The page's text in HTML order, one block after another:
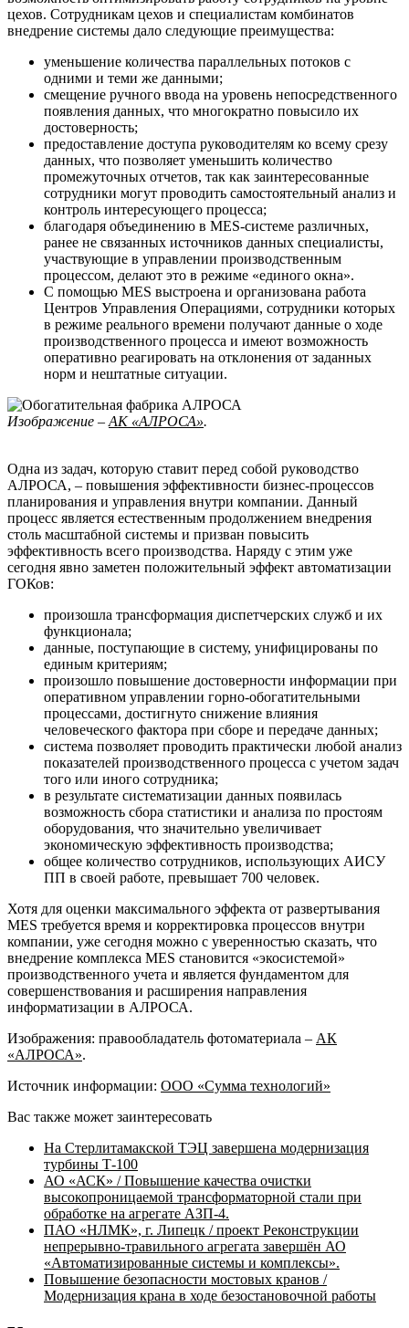
цехов. Сотрудникам цехов и специалистам комбинатов
внедрение системы дало следующие преимущества:
уменьшение количества параллельных потоков с
одними и теми же данными;
смещение ручного ввода на уровень непосредственного
появления данных, что многократно повысило их
достоверность;
предоставление доступа руководителям ко всему срезу
данных, что позволяет уменьшить количество
промежуточных отчетов, так как заинтересованные
сотрудники могут проводить самостоятельный анализ и
контроль интересующего процесса;
благодаря объединению в MES-системе различных,
ранее не связанных источников данных специалисты,
участвующие в управлении производственным
процессом, делают это в режиме «единого окна».
С помощью MES выстроена и организована работа
Центров Управления Операциями, сотрудники которых
в режиме реального времени получают данные о ходе
производственного процесса и имеют возможность
оперативно реагировать на отклонения от заданных
норм и нештатные ситуации.
Изображение – АК «АЛРОСА».
Одна из задач, которую ставит перед собой руководство
АЛРОСА, – повышения эффективности бизнес-процессов
планирования и управления внутри компании. Данный
процесс является естественным продолжением внедрения
столь масштабной системы и призван повысить
эффективность всего производства. Наряду с этим уже
сегодня явно заметен положительный эффект автоматизации
ГОКов:
произошла трансформация диспетчерских служб и их
функционала;
данные, поступающие в систему, унифицированы по
единым критериям;
произошло повышение достоверности информации при
оперативном управлении горно-обогатительными
процессами, достигнуто снижение влияния
человеческого фактора при сборе и передаче данных;
система позволяет проводить практически любой анализ
показателей производственного процесса с учетом задач
того или иного сотрудника;
в результате систематизации данных появилась
возможность сбора статистики и анализа по простоям
оборудования, что значительно увеличивает
экономическую эффективность производства;
общее количество сотрудников, использующих АИСУ
ПП в своей работе, превышает 700 человек.
Хотя для оценки максимального эффекта от развертывания
MES требуется время и корректировка процессов внутри
компании, уже сегодня можно с уверенностью сказать, что
внедрение комплекса MES становится «экосистемой»
производственного учета и является фундаментом для
совершенствования и расширения направления
информатизации в АЛРОСА.
Изображения: правообладатель фотоматериала – АК
«АЛРОСА».
Источник информации: ООО «Сумма технологий»
Вас также может заинтересовать
На Стерлитамакской ТЭЦ завершена модернизация
турбины Т-100
АО «АСК» / Повышение качества очистки
высокопроницаемой трансформаторной стали при
обработке на агрегате АЗП-4.
ПАО «НЛМК», г. Липецк / проект Реконструкции
непрерывно-травильного агрегата завершён АО
«Автоматизированные системы и комплексы».
Повышение безопасности мостовых кранов /
Модернизация крана в ходе безостановочной работы